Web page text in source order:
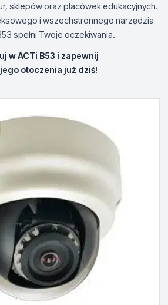
sklepów oraz placówek edukacyjnych.
i wszechstronnego narzędzia
spełni Twoje oczekiwania.
w ACTi B53 i zapewnij
otoczenia już dziś!